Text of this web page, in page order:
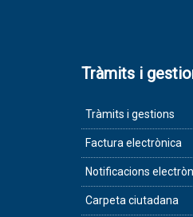
Tràmits i
Tràmits i gestions
Factura electrònica
Notificacions
Carpeta ciutadana